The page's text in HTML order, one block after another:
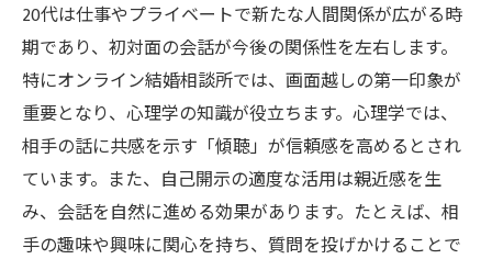
20代は仕事やプライベートで新たな人間関係が広がる時
期であり、初対面の会話が今後の関係性を左右します。
特にオンライン結婚相談所では、画面越しの第一印象が
重要となり、心理学の知識が役立ちます。心理学では、
相手の話に共感を示す「傾聴」が信頼感を高めるとされ
ています。また、自己開示の適度な活用は親近感を生
み、会話を自然に進める効果があります。たとえば、相
手の趣味や興味に関心を持ち、質問を投げかけることで